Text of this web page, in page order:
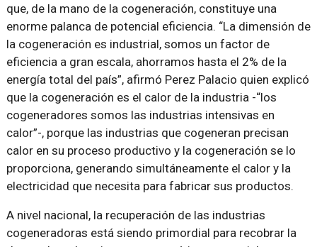
que, de la mano de la cogeneración, constituye una
enorme palanca de potencial eficiencia. “La dimensión de
la cogeneración es industrial, somos un factor de
eficiencia a gran escala, ahorramos hasta el 2% de la
energía total del país”, afirmó Perez Palacio quien explicó
que la cogeneración es el calor de la industria -“los
cogeneradores somos las industrias intensivas en
calor”-, porque las industrias que cogeneran precisan
calor en su proceso productivo y la cogeneración se lo
proporciona, generando simultáneamente el calor y la
electricidad que necesita para fabricar sus productos.
A nivel nacional, la recuperación de las industrias
cogeneradoras está siendo primordial para recobrar la